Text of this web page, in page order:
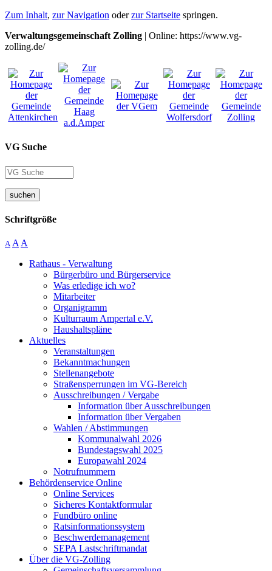
Zum Inhalt, zur Navigation oderzur Startseite springen.
Verwaltungsgemeinschaft Zolling | Online: https://www.vg-
zolling.de/
VG Suche
suchen
Schriftgröße
A A A
Rathaus - Verwaltung
Bürgerbüro und Bürgerservice
Was erledige ich wo?
Mitarbeiter
Organigramm
Kulturraum Ampertal e.V.
Haushaltspläne
Aktuelles
Veranstaltungen
Bekanntmachungen
Stellenangebote
Straßensperrungen im VG-Bereich
Ausschreibungen / Vergabe
Information über Ausschreibungen
Information über Vergaben
Wahlen / Abstimmungen
Kommunalwahl 2026
Bundestagswahl 2025
Europawahl 2024
Notrufnummern
Behördenservice Online
Online Services
Sicheres Kontaktformular
Fundbüro online
Ratsinformationssystem
Beschwerdemanagement
SEPA Lastschriftmandat
Über die VG-Zolling